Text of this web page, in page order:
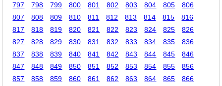
797
798 799 800 801 802 803 804 805
806
807
808 809 810 811 812 813 814 815
816
817
818 819 820 821 822 823 824 825
826
827
828 829 830 831 832 833 834 835
836
837
838 839 840 841 842 843 844 845
846
847
848 849 850 851 852 853 854 855
856
857
858 859 860 861 862 863 864 865
866